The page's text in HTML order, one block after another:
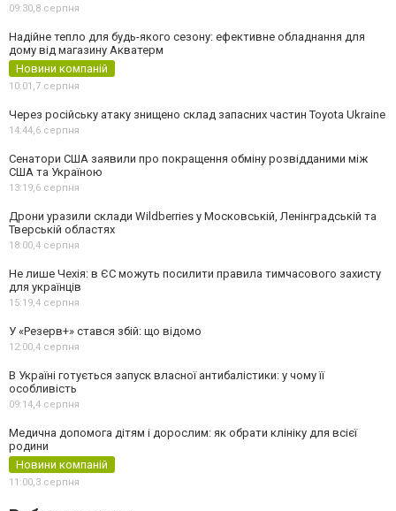
09:30,8 серпня
Надійне тепло для будь-якого сезону: ефективне обладнання для
дому від магазину Акватерм
Новини компаній
10:01,7 серпня
Через російську атаку знищено склад запасних частин Toyota Ukraine
14:44,6 серпня
Сенатори США заявили про покращення обміну розвідданими між
США та Україною
13:19,6 серпня
Дрони уразили склади Wildberries у Московській, Ленінградській та
Тверській областях
18:00,4 серпня
Не лише Чехія: в ЄС можуть посилити правила тимчасового захисту
для українців
15:19,4 серпня
У «Резерв+» стався збій: що відомо
12:00,4 серпня
В Україні готується запуск власної антибалістики: у чому її
особливість
09:14,4 серпня
Медична допомога дітям і дорослим: як обрати клініку для всієї
родини
Новини компаній
11:00,3 серпня